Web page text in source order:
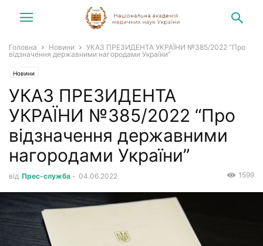
Головна Новини
УКАЗ ПРЕЗИДЕНТА УКРАЇНИ №385/2022 “Про
відзначення державними нагородами України”
Новини
УКАЗ ПРЕЗИДЕНТА
УКРАЇНИ №385/2022 “Про
відзначення державними
нагородами України”
від Прес-служба - 04.06.2022 1599